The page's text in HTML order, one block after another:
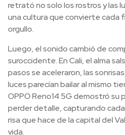
retrató no solo los rostros y las
una cultura que convierte cada
orgullo.
Luego, el sonido cambió de
suroccidente. En Cali, el alma
pasos se aceleraron, las
luces parecían bailar al mismo
OPPO Reno14 5G demostró su
perder detalle, capturando cada
risa que hace de la capital del
vida.